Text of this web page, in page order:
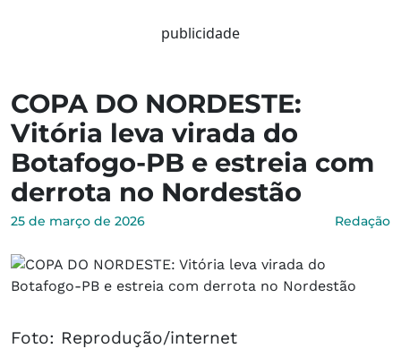
publicidade
COPA DO NORDESTE:
Vitória leva virada do
Botafogo-PB e estreia com
derrota no Nordestão
25 de março de 2026 Redação
Foto: Reprodução/internet